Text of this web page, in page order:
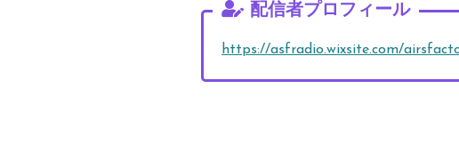
配信者プロフィール
https://asfradio.wixsite.com/